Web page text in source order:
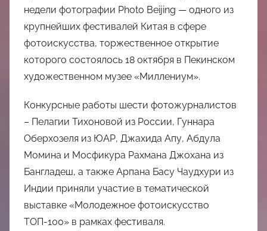
недели фотографии Photo Beijing — одного из
крупнейших фестивалей Китая в сфере
фотоискусства, торжественное открытие
которого состоялось 18 октября в Пекинском
художественном музее «Миллениум».
Конкурсные работы шести фотожурналистов
– Пелагии Тихоновой из России, Гуннара
Оберхозеля из ЮАР, Джахида Апу, Абдула
Момина и Мосфикура Рахмана Джохана из
Бангладеш, а также Арпана Басу Чаудхури из
Индии приняли участие в тематической
выставке «Молодежное фотоискусство
ТОП-100» в рамках фестиваля.